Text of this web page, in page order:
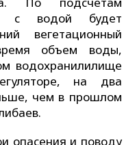
с водой будет
вегетационный
объем воды,
водохранилилище
на два
чем в прошлом
опасения и поводу